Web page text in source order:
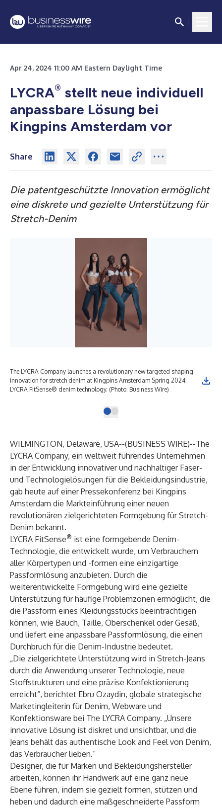
Apr 24, 2024 11:00 AM Eastern Daylight Time
LYCRA® stellt neue individuell
anpassbare Lösung bei
Kingpins Amsterdam vor
Share
Die patentgeschützte Innovation ermöglicht
eine diskrete und gezielte Unterstützung für
Stretch-Denim
The LYCRA Company launches a revolutionary new targeted shaping
innovation for stretch denim at Kingpins Amsterdam Spring 2024:
LYCRA FitSense® denim technology. (Photo: Business Wire)
WILMINGTON, Delaware, USA--(BUSINESS WIRE)--The
LYCRA Company, ein weltweit führendes Unternehmen
in der Entwicklung innovativer und nachhaltiger Faser-
und Technologielösungen für die Bekleidungsindustrie,
gab heute auf einer Pressekonferenz bei Kingpins
Amsterdam die Markteinführung einer neuen
revolutionären zielgerichteten Formgebung für Stretch-
Denim bekannt.
LYCRA FitSense® ist eine formgebende Denim-
Technologie, die entwickelt wurde, um Verbrauchern
aller Körpertypen und -formen eine einzigartige
Passformlösung anzubieten. Durch die
weiterentwickelte Formgebung wird eine gezielte
Unterstützung für häufige Problemzonen ermöglicht, die
die Passform eines Kleidungsstücks beeinträchtigen
können, wie Bauch, Taille, Oberschenkel oder Gesäß,
und liefert eine anpassbare Passformlösung, die einen
Durchbruch für die Denim-Industrie bedeutet.
„Die zielgerichtete Unterstützung wird in Stretch-Jeans
durch die Anwendung unserer Technologie, neue
Stoffstrukturen und eine präzise Konfektionierung
erreicht“, berichtet Ebru Ozaydin, globale strategische
Marketingleiterin für Denim, Webware und
Konfektionsware bei The LYCRA Company. „Unsere
innovative Lösung ist diskret und unsichtbar, und die
Jeans behält das authentische Look and Feel von Denim,
das Verbraucher lieben.“
Designer, die für Marken und Bekleidungshersteller
arbeiten, können ihr Handwerk auf eine ganz neue
Ebene führen, indem sie gezielt formen, stützen und
heben und dadurch eine maßgeschneiderte Passform